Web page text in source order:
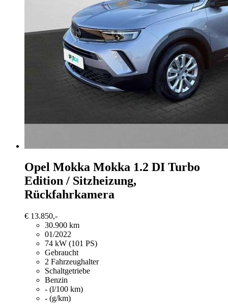
Opel Mokka Mokka 1.2 DI Turbo
Edition / Sitzheizung,
Rückfahrkamera
€ 13.850,-
30.900 km
01/2022
74 kW (101 PS)
Gebraucht
2 Fahrzeughalter
Schaltgetriebe
Benzin
- (l/100 km)
- (g/km)